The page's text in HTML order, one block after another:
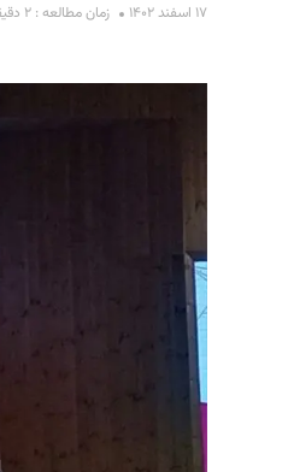
۱۷ اسفند ۱۴۰۲ زمان مطالعه : ۲ دقیقه